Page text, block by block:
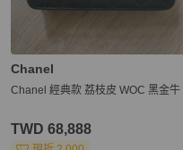
Chanel
Chanel 經典款 荔枝皮 WOC 黑金牛
TWD 68,888